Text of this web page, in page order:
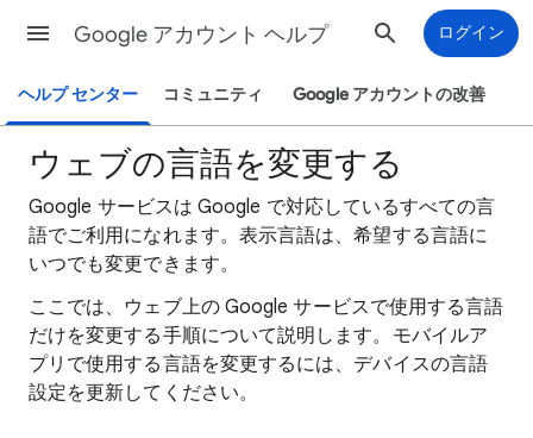
Google アカウント ヘルプ ログイン
ヘルプ センター コミュニティ Google アカウントの改善
ウェブの言語を変更する
Google サービスは Google で対応しているすべての言
語でご利用になれます。表示言語は、希望する言語に
いつでも変更できます。
ここでは、ウェブ上の Google サービスで使用する言語
だけを変更する手順について説明します。モバイルア
プリで使用する言語を変更するには、デバイスの言語
設定を更新してください。